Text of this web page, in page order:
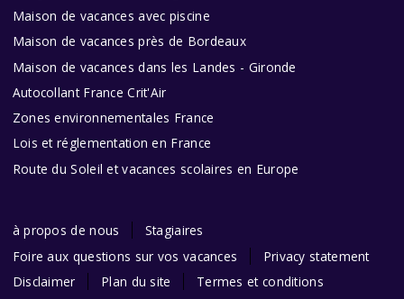
Maison de vacances avec piscine
Maison de vacances près de Bordeaux
Maison de vacances dans les Landes - Gironde
Autocollant France Crit'Air
Zones environnementales France
Lois et réglementation en France
Route du Soleil et vacances scolaires en Europe
à propos de nous
Stagiaires
Foire aux questions sur vos vacances
Privacy statement
Disclaimer
Plan du site Termes et conditions